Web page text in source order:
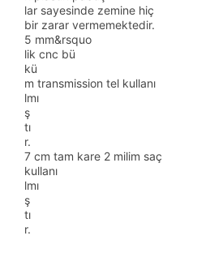
lar sayesinde zemine hiç
bir zarar vermemektedir.
5 mm&rsquo
lik cnc bü
kü
m transmission tel kullanı
lmı
ş
tı
r.
7 cm tam kare 2 milim saç
kullanı
lmı
ş
tı
r.